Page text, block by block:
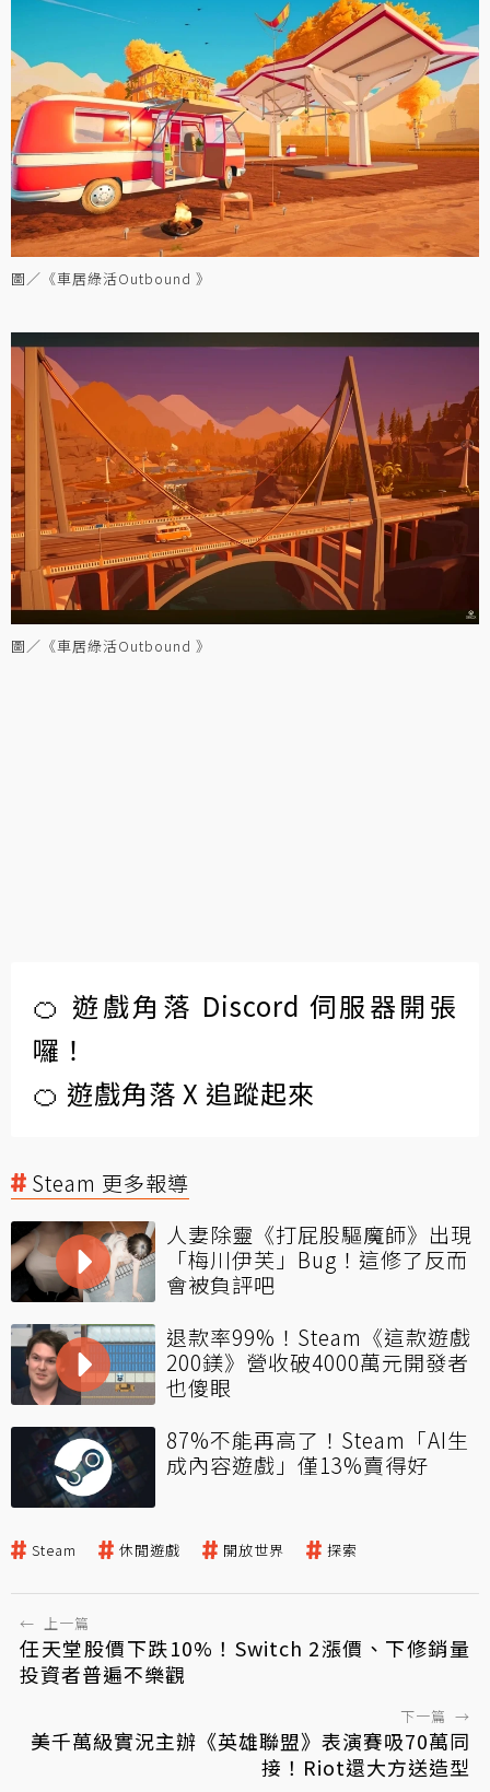
圖／《車居綠活Outbound 》
圖／《車居綠活Outbound 》
🍊 遊戲角落 Discord 伺服器開張
囉！
🍊 遊戲角落 X 追蹤起來
Steam 更多報導
人妻除靈《打屁股驅魔師》出現
「梅川伊芙」Bug！這修了反而
會被負評吧
退款率99%！Steam《這款遊戲
200鎂》營收破4000萬元開發者
也傻眼
87%不能再高了！Steam「AI生
成內容遊戲」僅13%賣得好
Steam 休閒遊戲 開放世界 探索
← 上一篇
任天堂股價下跌10%！Switch 2漲價、下修銷量
投資者普遍不樂觀
下一篇 →
美千萬級實況主辦《英雄聯盟》表演賽吸70萬同
接！Riot還大方送造型